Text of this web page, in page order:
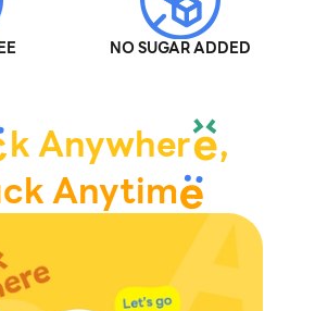
NO SUGAR ADDED
k Anywher ,
Anytim